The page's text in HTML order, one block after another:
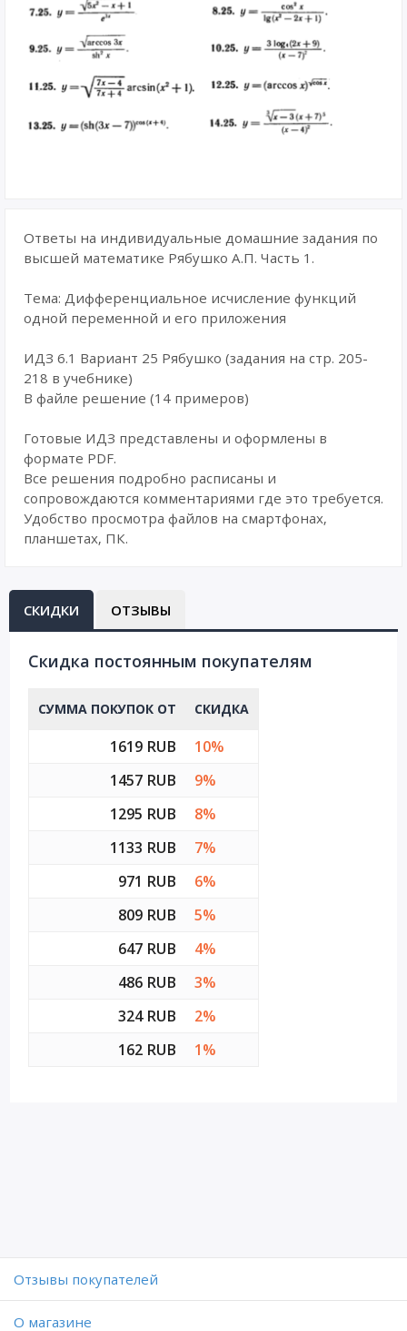
Ответы на индивидуальные домашние задания по
высшей математике Рябушко А.П. Часть 1.
Тема: Дифференциальное исчисление функций
одной переменной и его приложения
ИДЗ 6.1 Вариант 25 Рябушко (задания на стр. 205-
218 в учебнике)
В файле решение (14 примеров)
Готовые ИДЗ представлены и оформлены в
формате PDF.
Все решения подробно расписаны и
сопровождаются комментариями где это требуется.
Удобство просмотра файлов на смартфонах,
планшетах, ПК.
СКИДКИ ОТЗЫВЫ
Cкидка постоянным покупателям
СУММА ПОКУПОК ОТ СКИДКА
1619 RUB
10%
1457 RUB
9%
1295 RUB
8%
1133 RUB
7%
971 RUB
6%
809 RUB
5%
647 RUB
4%
486 RUB
3%
324 RUB
2%
162 RUB
1%
Отзывы покупателей
O магазине